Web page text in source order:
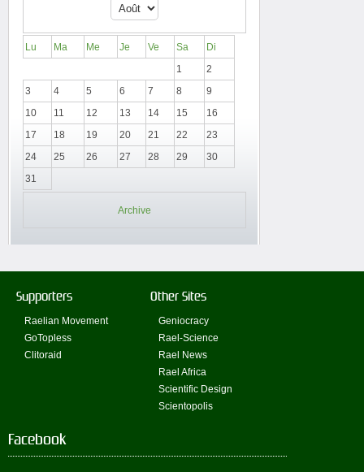
Lu Ma Me Je Ve Sa
Di
1
2
3
4 5 6 7 8
9
10
11 12 13 14 15
16
17
18 19 20 21 22
23
24
25 26 27 28 29
30
31
Archive
Supporters
Raelian Movement
GoTopless
Clitoraid
Other Sites
Geniocracy
Rael-Science
Rael News
Rael Africa
Scientific Design
Scientopolis
Facebook